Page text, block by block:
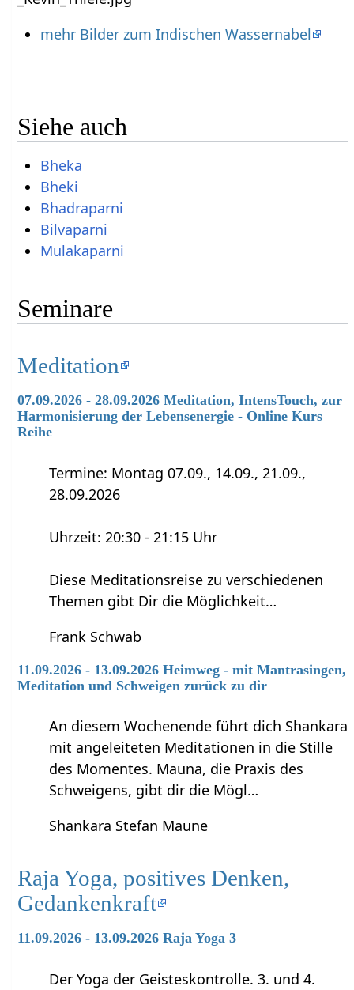
mehr Bilder zum Indischen Wassernabel
Siehe auch
Bheka
Bheki
Bhadraparni
Bilvaparni
Mulakaparni
Seminare
Meditation
07.09.2026 - 28.09.2026 Meditation, IntensTouch, zur
Harmonisierung der Lebensenergie - Online Kurs
Reihe
Termine: Montag 07.09., 14.09., 21.09.,
28.09.2026
Uhrzeit: 20:30 - 21:15 Uhr
Diese Meditationsreise zu verschiedenen
Themen gibt Dir die Möglichkeit…
Frank Schwab
11.09.2026 - 13.09.2026 Heimweg - mit Mantrasingen,
Meditation und Schweigen zurück zu dir
An diesem Wochenende führt dich Shankara
mit angeleiteten Meditationen in die Stille
des Momentes. Mauna, die Praxis des
Schweigens, gibt dir die Mögl…
Shankara Stefan Maune
Raja Yoga, positives Denken,
Gedankenkraft
11.09.2026 - 13.09.2026 Raja Yoga 3
Der Yoga der Geisteskontrolle. 3. und 4.